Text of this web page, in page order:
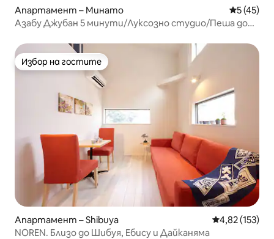
Апартамент – Минато Средна
5 (45)
Азабу Джубан 5 минути/Луксозно студио/Пеша до
Избор на гостите
Избор на гостите
Апартамент – Shibuya Средна
4,82 (153)
NOREN. Близо до Шибуя, Ебису и Дайканяма